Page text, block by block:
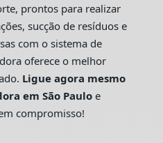
prontos para realizar
sucção de resíduos e
com o sistema de
oferece o melhor
Ligue agora mesmo
em São Pauloe
compromisso!